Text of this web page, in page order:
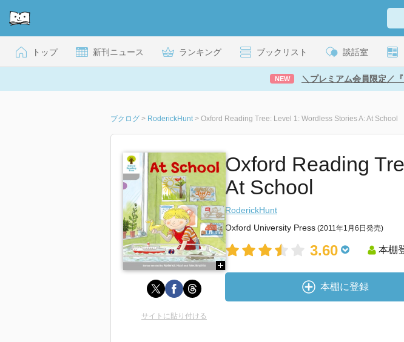
トップ 新刊ニュース ランキング ブックリスト 談話室
NEW ＼プレミアム会員限定／
ブクログ > RoderickHunt > Oxford Reading Tree: Level 1: Wordless Stories A: At School
Oxford Reading
At School
RoderickHunt
Oxford University Press (2011年1月6日発売)
3.60 本棚
本棚に登録
サイトに貼り付ける